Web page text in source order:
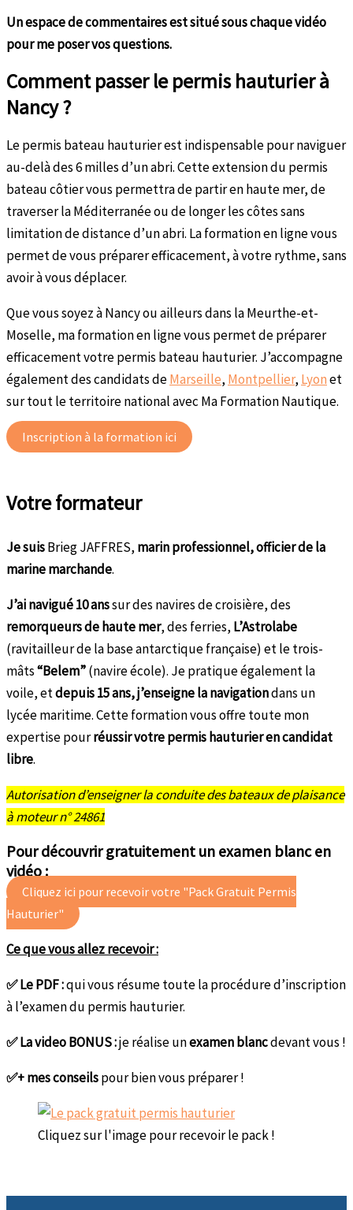
Un espace de commentaires est situé sous chaque vidéo
pour me poser vos questions.
Comment passer le permis hauturier à
Nancy ?
Le permis bateau hauturier est indispensable pour naviguer
au-delà des 6 milles d’un abri. Cette extension du permis
bateau côtier vous permettra de partir en haute mer, de
traverser la Méditerranée ou de longer les côtes sans
limitation de distance d’un abri. La formation en ligne vous
permet de vous préparer efficacement, à votre rythme, sans
avoir à vous déplacer.
Que vous soyez à Nancy ou ailleurs dans la Meurthe-et-
Moselle, ma formation en ligne vous permet de préparer
efficacement votre permis bateau hauturier. J’accompagne
également des candidats deMarseille, Montpellier, Lyonet
sur tout le territoire national avec Ma Formation Nautique.
Inscription à la formation ici
Votre formateur
Je suisBrieg JAFFRES, marin professionnel, officier de la
marine marchande.
J’ai navigué10 anssur des navires de croisière, des
remorqueurs de haute mer, des ferries, L’Astrolabe
(ravitailleur de la base antarctique française) et le trois-
mâts“Belem”(navire école). Je pratique également la
voile, etdepuis 15 ans, j’enseigne la navigationdans un
lycée maritime. Cette formation vous offre toute mon
expertise pourréussir votre permis hauturier en candidat
libre.
Autorisation d’enseigner la conduite des bateaux de plaisance
à moteur n° 24861
Pour découvrir gratuitement un examen blanc en
vidéo :
Cliquez ici pour recevoir votre "Pack Gratuit Permis
Hauturier"
Ce que vous allez recevoir :
✅ Le PDF :qui vous résume toute la procédure d’inscription
à l’examen du permis hauturier.
✅ La video BONUS :je réalise unexamen blancdevant vous !
✅+ mes conseilspour bien vous préparer !
Cliquez sur l'image pour recevoir le pack !